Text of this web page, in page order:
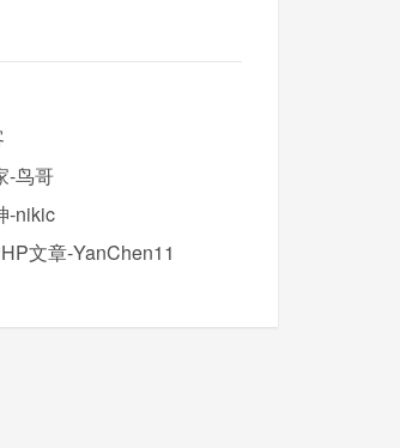
-鸟哥
-nikic
文章-YanChen11